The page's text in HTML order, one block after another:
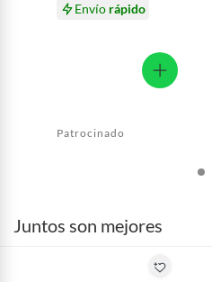
Envío rápido
Patrocinado
Juntos son mejores